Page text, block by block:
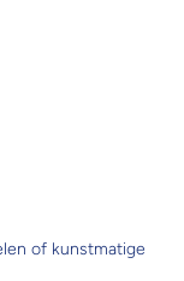
of kunstmatige